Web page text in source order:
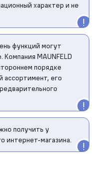
характер и не
функций могут
MAUNFELD
порядке
ассортимент, его
получить у
интернет-магазина.